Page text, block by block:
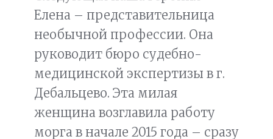
Елена – представительница
необычной профессии. Она
руководит бюро судебно-
медицинской экспертизы в г.
Дебальцево. Эта милая
женщина возглавила работу
морга в начале 2015 года – сразу